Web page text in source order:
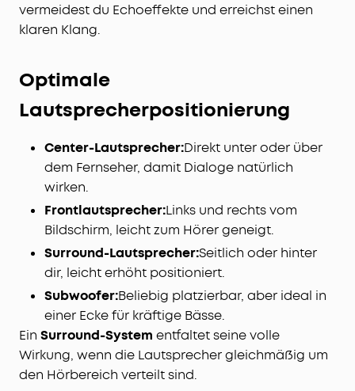
vermeidest du Echoeffekte und erreichst einen
klaren Klang.
Optimale
Lautsprecherpositionierung
Center-Lautsprecher:Direkt unter oder über
dem Fernseher, damit Dialoge natürlich
wirken.
Frontlautsprecher:Links und rechts vom
Bildschirm, leicht zum Hörer geneigt.
Surround-Lautsprecher:Seitlich oder hinter
dir, leicht erhöht positioniert.
Subwoofer:Beliebig platzierbar, aber ideal in
einer Ecke für kräftige Bässe.
Ein Surround-System entfaltet seine volle
Wirkung, wenn die Lautsprecher gleichmäßig um
den Hörbereich verteilt sind.